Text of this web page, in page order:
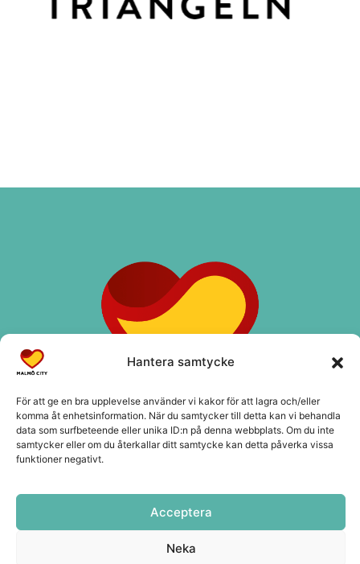
Hantera samtycke
För att ge en bra upplevelse använder vi kakor för att lagra och/eller
komma åt enhetsinformation. När du samtycker till detta kan vi behandla
data som surfbeteende eller unika ID:n på denna webbplats. Om du inte
samtycker eller om du återkallar ditt samtycke kan detta påverka vissa
funktioner negativt.
Acceptera
Neka
presentkort@malmocity.se